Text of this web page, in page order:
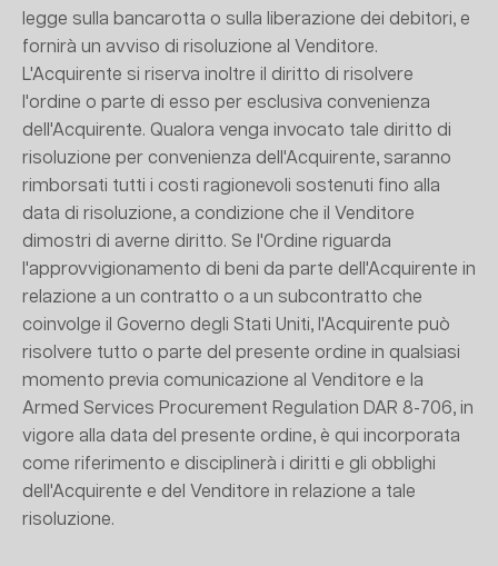
legge sulla bancarotta o sulla liberazione dei debitori, e
fornirà un avviso di risoluzione al Venditore.
L'Acquirente si riserva inoltre il diritto di risolvere
l'ordine o parte di esso per esclusiva convenienza
dell'Acquirente. Qualora venga invocato tale diritto di
risoluzione per convenienza dell'Acquirente, saranno
rimborsati tutti i costi ragionevoli sostenuti fino alla
data di risoluzione, a condizione che il Venditore
dimostri di averne diritto. Se l'Ordine riguarda
l'approvvigionamento di beni da parte dell'Acquirente in
relazione a un contratto o a un subcontratto che
coinvolge il Governo degli Stati Uniti, l'Acquirente può
risolvere tutto o parte del presente ordine in qualsiasi
momento previa comunicazione al Venditore e la
Armed Services Procurement Regulation DAR 8-706, in
vigore alla data del presente ordine, è qui incorporata
come riferimento e disciplinerà i diritti e gli obblighi
dell'Acquirente e del Venditore in relazione a tale
risoluzione.